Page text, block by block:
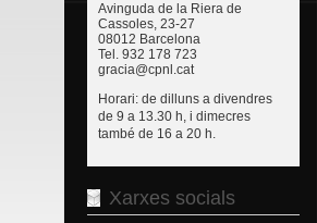
Avinguda de la Riera de
Cassoles, 23-27
08012 Barcelona
Tel. 932 178 723
gracia@cpnl.cat
Horari: de dilluns a divendres
de 9 a 13.30 h, i dimecres
també de 16 a 20 h.
Xarxes socials